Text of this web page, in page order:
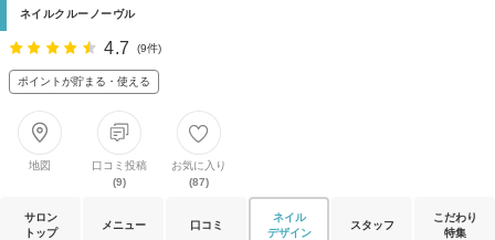
ネイルクルーノーヴル
4.7 (9件)
ポイントが貯まる・使える
地図
口コミ投稿
(9)
お気に入り
(87)
サロン
トップ
メニュー 口コミ
ネイル
デザイン
スタッフ
こだわり
特集